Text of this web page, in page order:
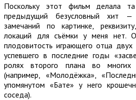
Поскольку этот фильм делала
предыдущий безусловный хит
замечаний по картинке,
локаций для съёмки у меня нет.
плодовитость играющего отца двух
успевшего в последние годы
ролях второго плана во
(например, «Молодёжка»,
упомянутом «Бате» у него
соседа).